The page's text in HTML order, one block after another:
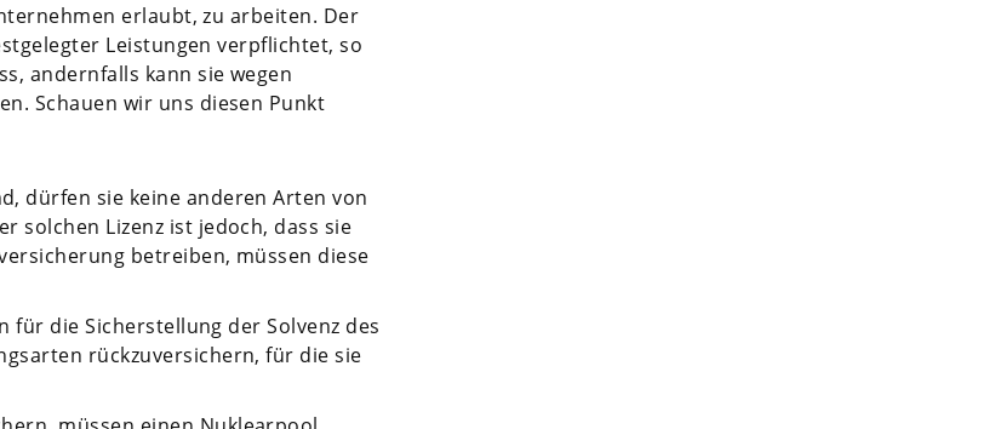
erlaubt, zu arbeiten. Der
Leistungen verpflichtet, so
andernfalls kann sie wegen
Schauen wir uns diesen Punkt
dürfen sie keine anderen Arten von
solchen Lizenz ist jedoch, dass sie
betreiben, müssen diese
für die Sicherstellung der Solvenz des
rückzuversichern, für die sie